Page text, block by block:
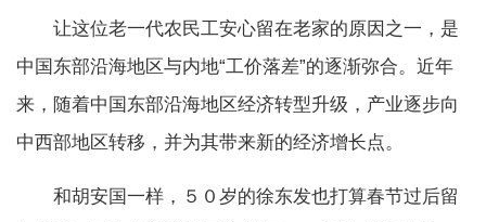
让这位老一代农民工安心留在老家的原因之一，是
中国东部沿海地区与内地“工价落差”的逐渐弥合。近年
来，随着中国东部沿海地区经济转型升级，产业逐步向
中西部地区转移，并为其带来新的经济增长点。
和胡安国一样，５０岁的徐东发也打算春节过后留